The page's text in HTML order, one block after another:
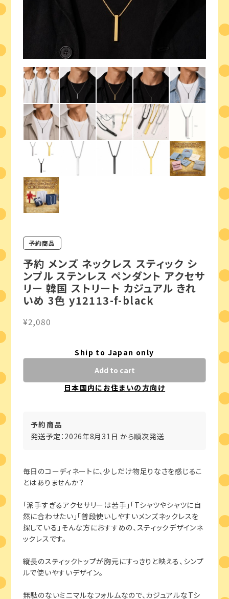
予約商品
予約 メンズ ネックレス スティック シ
ンプル ステンレス ペンダント アクセサ
リー 韓国 ストリート カジュアル きれ
いめ 3色 y12113-f-black
¥2,080
Ship to Japan only
Add to cart
日本国内にお住まいの方向け
予約商品
発送予定：2026年8月31日 から順次発送
毎日のコーディネートに、少しだけ物足りなさを感じるこ
とはありませんか？
「派手すぎるアクセサリーは苦手」「Tシャツやシャツに自
然に合わせたい」「普段使いしやすいメンズネックレスを
探している」そんな方におすすめの、スティックデザインネ
ックレスです。
縦長のスティックトップが胸元にすっきりと映える、シンプ
ルで使いやすいデザイン。
無駄のないミニマルなフォルムなので、カジュアルなTシ